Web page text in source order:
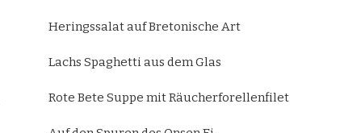
Heringssalat auf Bretonische Art
Lachs Spaghetti aus dem Glas
Rote Bete Suppe mit Räucherforellenfilet